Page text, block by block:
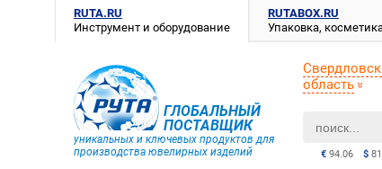
RUTA.RU
Инструмент и оборудование
RUTABOX.RU
Упаковка,
ГЛОБАЛЬНЫЙ
ПОСТАВЩИК
уникальных и ключевых продуктов для
производства ювелирных изделий
€ 94.06 $
область